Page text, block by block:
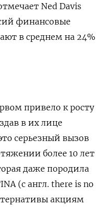
Ned Davis
финансовые
в среднем на 24%
привело к росту
в их лице
серьезный вызов
более 10 лет
даже породила
(с англ. there is no
акциям